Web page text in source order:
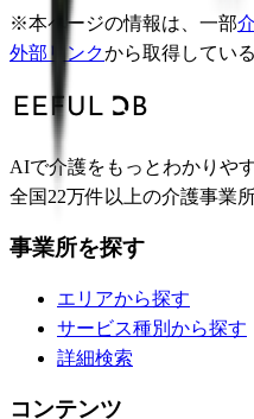
※本ページの情報は、一部
外部リンクから取得してい
AIで介護をもっとわかりやす
全国22万件以上の介護事業
事業所を探す
エリアから探す
サービス種別から探す
詳細検索
コンテンツ